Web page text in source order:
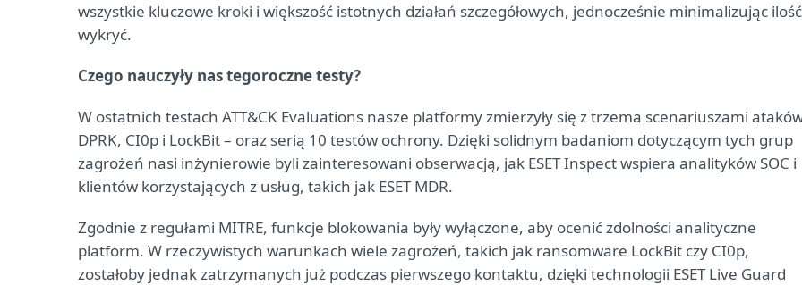
wszystkie kluczowe kroki i większość istotnych działań szczegółowych, jednocześnie minimalizując ilość
wykryć.
Czego nauczyły nas tegoroczne testy?
W ostatnich testach ATT&CK Evaluations nasze platformy zmierzyły się z trzema scenariuszami
DPRK, CI0p i LockBit – oraz serią 10 testów ochrony. Dzięki solidnym badaniom dotyczącym tych grup
zagrożeń nasi inżynierowie byli zainteresowani obserwacją, jak ESET Inspect wspiera analityków SOC i
klientów korzystających z usług, takich jak ESET MDR.
Zgodnie z regułami MITRE, funkcje blokowania były wyłączone, aby ocenić zdolności analityczne
platform. W rzeczywistych warunkach wiele zagrożeń, takich jak ransomware LockBit czy CI0p,
zostałoby jednak zatrzymanych już podczas pierwszego kontaktu, dzięki technologii ESET Live Guard